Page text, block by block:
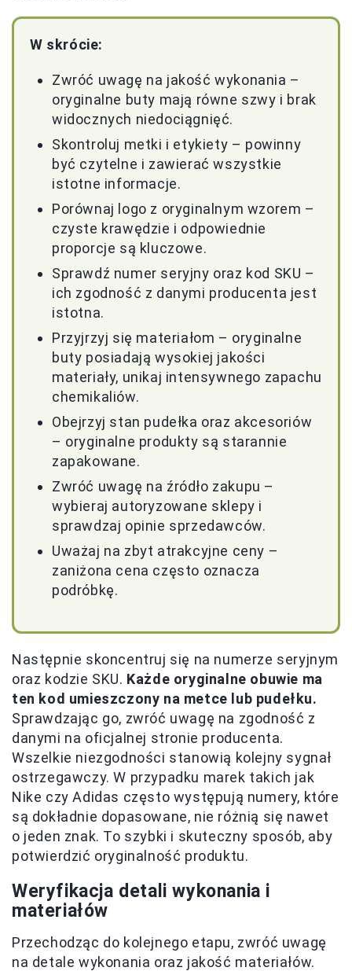
W skrócie:
Zwróć uwagę na jakość wykonania –
oryginalne buty mają równe szwy i brak
widocznych niedociągnięć.
Skontroluj metki i etykiety – powinny
być czytelne i zawierać wszystkie
istotne informacje.
Porównaj logo z oryginalnym wzorem –
czyste krawędzie i odpowiednie
proporcje są kluczowe.
Sprawdź numer seryjny oraz kod SKU –
ich zgodność z danymi producenta jest
istotna.
Przyjrzyj się materiałom – oryginalne
buty posiadają wysokiej jakości
materiały, unikaj intensywnego zapachu
chemikaliów.
Obejrzyj stan pudełka oraz akcesoriów
– oryginalne produkty są starannie
zapakowane.
Zwróć uwagę na źródło zakupu –
wybieraj autoryzowane sklepy i
sprawdzaj opinie sprzedawców.
Uważaj na zbyt atrakcyjne ceny –
zaniżona cena często oznacza
podróbkę.
Następnie skoncentruj się na numerze seryjnym
oraz kodzie SKU. Każde oryginalne obuwie ma
ten kod umieszczony na metce lub pudełku.
Sprawdzając go, zwróć uwagę na zgodność z
danymi na oficjalnej stronie producenta.
Wszelkie niezgodności stanowią kolejny sygnał
ostrzegawczy. W przypadku marek takich jak
Nike czy Adidas często występują numery, które
są dokładnie dopasowane, nie różnią się nawet
o jeden znak. To szybki i skuteczny sposób, aby
potwierdzić oryginalność produktu.
Weryfikacja detali wykonania i
materiałów
Przechodząc do kolejnego etapu, zwróć uwagę
na detale wykonania oraz jakość materiałów.